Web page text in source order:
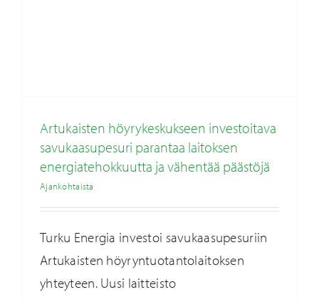
Artukaisten höyrykeskukseen investoitava
savukaasupesuri parantaa laitoksen
energiatehokkuutta ja vähentää päästöjä
Ajankohtaista
Turku Energia investoi savukaasupesuriin
Artukaisten höyryntuotantolaitoksen
yhteyteen. Uusi laitteisto